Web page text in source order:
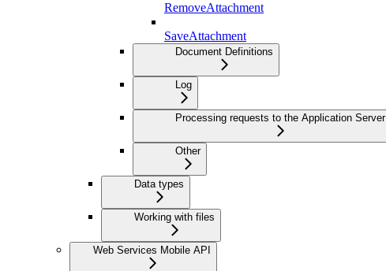
RemoveAttachment
SaveAttachment
Document Definitions
Log
Processing requests to the Application Server
Other
Data types
Working with files
Web Services Mobile API